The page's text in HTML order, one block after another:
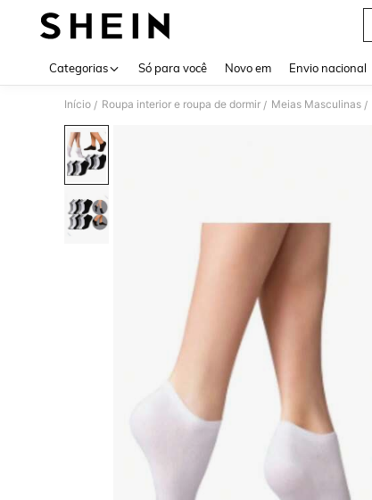
Categorias Só para você Novo em Envio nacional
Início / Roupa interior e roupa de dormir / Meias Masculinas /